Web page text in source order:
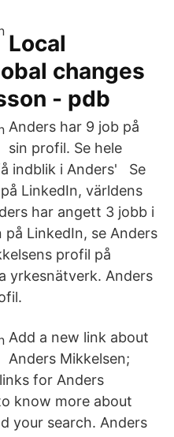
Local
changes
- pdb
Anders har 9 job på
sin profil. Se hele
indblik i Anders' Se
LinkedIn, världens
har angett 3 jobb i
LinkedIn, se Anders
profil på
yrkesnätverk. Anders
Add a new link about
Anders Mikkelsen;
for Anders
know more about
your search. Anders